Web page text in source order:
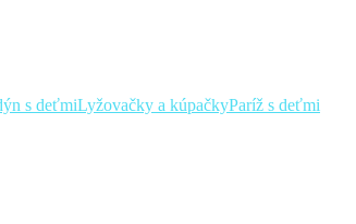
s deťmiLyžovačky a kúpačkyParíž s deťmi